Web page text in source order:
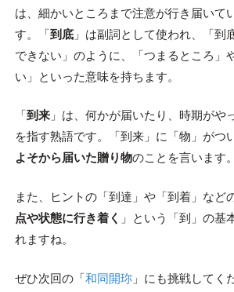
は、細かいところまで注意が行き届いて
す。「到底」は副詞として使われ、「到
できない」のように、「つまるところ」
い」といった意味を持ちます。
「 到来」は、何かが届いたり、時期がや
を指す熟語です。「到来」に「物」がつ
よそから届いた贈り物のことを言います。
また、ヒントの「到達」や「到着」など
点や状態に行き着く 」という「到」の基
れますね。
ぜひ次回の「和同開珎」にも挑戦してく